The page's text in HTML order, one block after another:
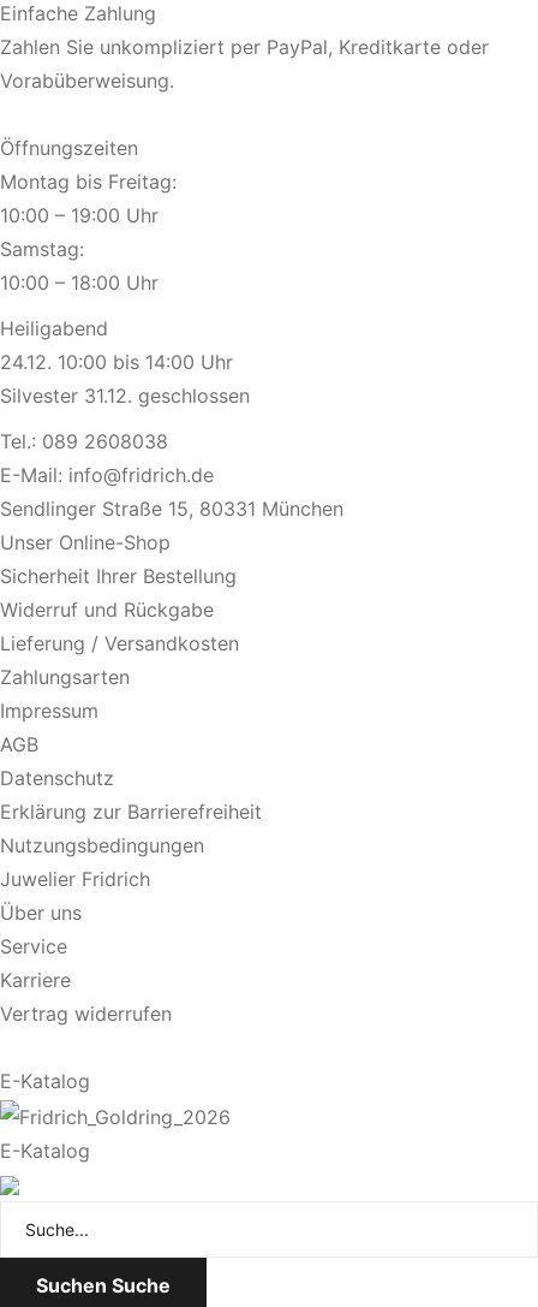
Einfache Zahlung
Zahlen Sie unkompliziert per PayPal, Kreditkarte oder
Vorabüberweisung.
Öffnungszeiten
Montag bis Freitag:
10:00 – 19:00 Uhr
Samstag:
10:00 – 18:00 Uhr
Heiligabend
24.12. 10:00 bis 14:00 Uhr
Silvester 31.12. geschlossen
Tel.: 089 2608038
E-Mail: info@fridrich.de
Sendlinger Straße 15, 80331 München
Unser Online-Shop
Sicherheit Ihrer Bestellung
Widerruf und Rückgabe
Lieferung / Versandkosten
Zahlungsarten
Impressum
AGB
Datenschutz
Erklärung zur Barrierefreiheit
Nutzungsbedingungen
Juwelier Fridrich
Über uns
Service
Karriere
Vertrag widerrufen
E-Katalog
E-Katalog
Suchen Suche